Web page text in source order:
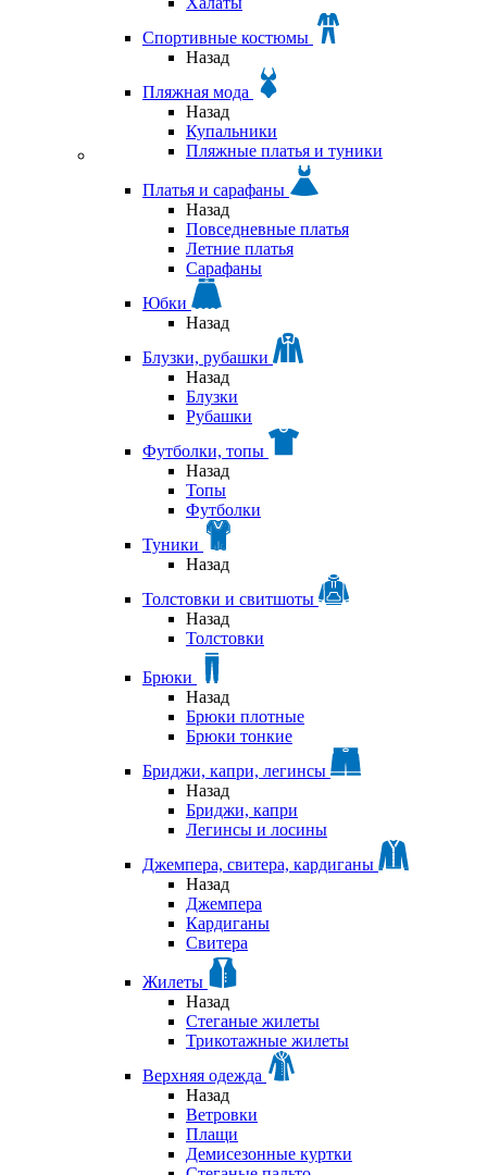
Спортивные костюмы
Назад
Пляжная мода
Назад
Купальники
Пляжные платья и туники
Платья и сарафаны
Назад
Повседневные платья
Летние платья
Сарафаны
Юбки
Назад
Блузки, рубашки
Назад
Блузки
Рубашки
Футболки, топы
Назад
Топы
Футболки
Туники
Назад
Толстовки и свитшоты
Назад
Толстовки
Брюки
Назад
Брюки плотные
Брюки тонкие
Бриджи, капри, легинсы
Назад
Бриджи, капри
Легинсы и лосины
Джемпера, свитера, кардиганы
Назад
Джемпера
Кардиганы
Свитера
Жилеты
Назад
Стеганые жилеты
Трикотажные жилеты
Верхняя одежда
Назад
Ветровки
Плащи
Демисезонные куртки